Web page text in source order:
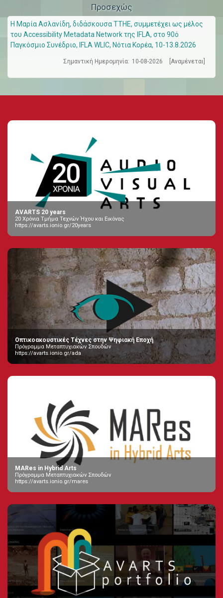
Προσεχώς
Η Μαρία Ασλανίδη, διδάσκουσα ΤΤΗΕ, συμμετέχει ως μέλος
του Accessibility Metadata Network της IFLA, στο 90ό
Παγκόσμιο Συνέδριο, IFLA WLIC, Νότια Κορέα, 10-13.8.2026
Σημαντική Ημερομηνία: 10-08-2026 [Αναμένεται]
AVARTS 20 years
20 Χρόνια Τμήμα Τεχνών Ήχου και Εικόνας
https://avarts.ionio.gr/20years
Οπτικοακουστικές Τέχνες στην Ψηφιακή Εποχή
Πρόγραμμα Μεταπτυχιακών Σπουδών
https://avarts.ionio.gr/ada
MARes in Hybrid Arts
Πρόγραμμα Μεταπτυχιακών Σπουδών
https://avarts.ionio.gr/mares